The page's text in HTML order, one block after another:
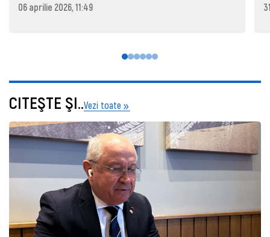
06 aprilie 2026, 11:49
CITEŞTE ŞI..Vezi toate